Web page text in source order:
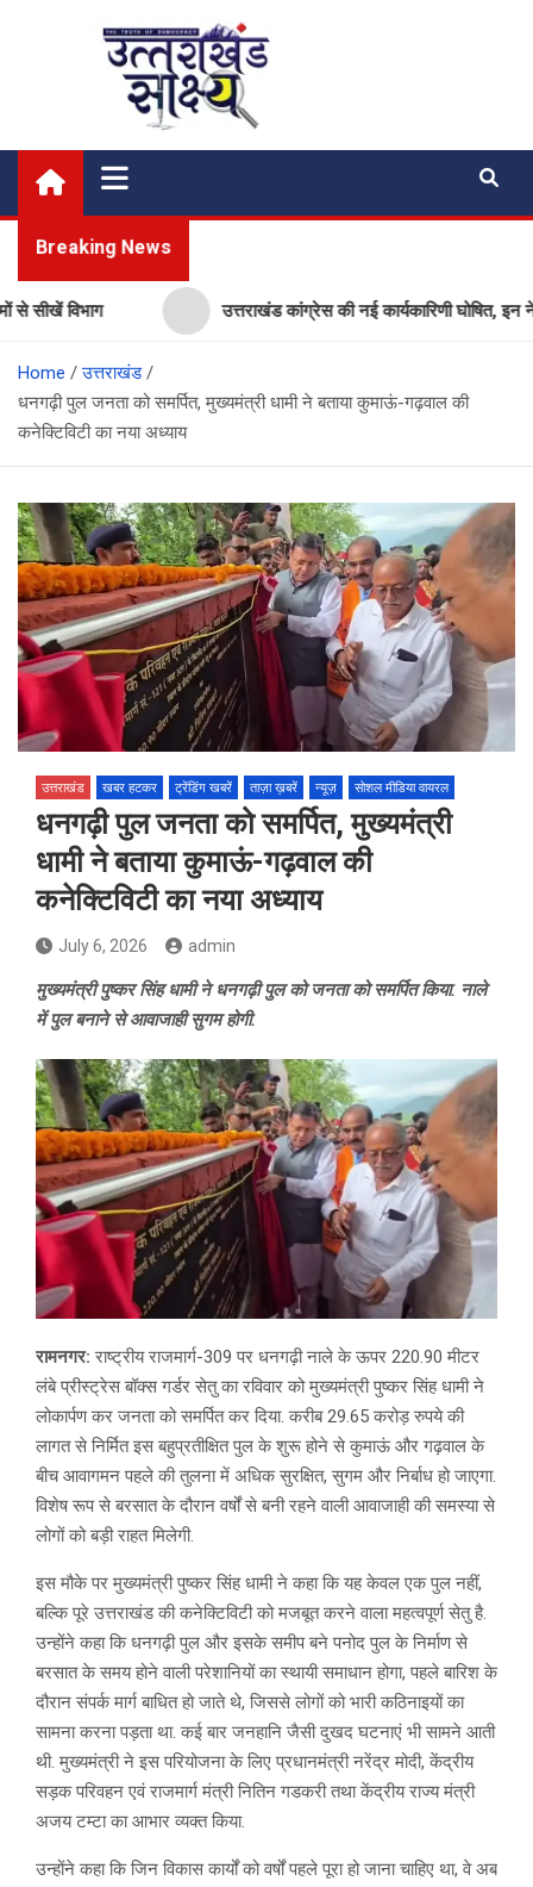
Uttarakhand Shakshya
My News Portal
Breaking News
उत्तराखंड कांग्रेस की नई कार्यकारिणी घोषित, इन नेताओं
Home
उत्तराखंड
धनगढ़ी पुल जनता को समर्पित, मुख्यमंत्री धामी ने बताया कुमाऊं-गढ़वाल की
कनेक्टिविटी का नया अध्याय
उत्तराखंड खबर हटकर ट्रेंडिंग खबरें ताज़ा ख़बरें न्यूज़ सोशल मीडिया वायरल
धनगढ़ी पुल जनता को समर्पित, मुख्यमंत्री
धामी ने बताया कुमाऊं-गढ़वाल की
कनेक्टिविटी का नया अध्याय
July 6, 2026 admin
मुख्यमंत्री पुष्कर सिंह धामी ने धनगढ़ी पुल को जनता को समर्पित किया. नाले
में पुल बनाने से आवाजाही सुगम होगी.
रामनगर:राष्ट्रीय राजमार्ग-309 पर धनगढ़ी नाले के ऊपर 220.90 मीटर
लंबे प्रीस्ट्रेस बॉक्स गर्डर सेतु का रविवार को मुख्यमंत्री पुष्कर सिंह धामी ने
लोकार्पण कर जनता को समर्पित कर दिया. करीब 29.65 करोड़ रुपये की
लागत से निर्मित इस बहुप्रतीक्षित पुल के शुरू होने से कुमाऊं और गढ़वाल के
बीच आवागमन पहले की तुलना में अधिक सुरक्षित, सुगम और निर्बाध हो जाएगा.
विशेष रूप से बरसात के दौरान वर्षों से बनी रहने वाली आवाजाही की समस्या से
लोगों को बड़ी राहत मिलेगी.
इस मौके पर मुख्यमंत्री पुष्कर सिंह धामी ने कहा कि यह केवल एक पुल नहीं,
बल्कि पूरे उत्तराखंड की कनेक्टिविटी को मजबूत करने वाला महत्वपूर्ण सेतु है.
उन्होंने कहा कि धनगढ़ी पुल और इसके समीप बने पनोद पुल के निर्माण से
बरसात के समय होने वाली परेशानियों का स्थायी समाधान होगा, पहले बारिश के
दौरान संपर्क मार्ग बाधित हो जाते थे, जिससे लोगों को भारी कठिनाइयों का
सामना करना पड़ता था. कई बार जनहानि जैसी दुखद घटनाएं भी सामने आती
थी. मुख्यमंत्री ने इस परियोजना के लिए प्रधानमंत्री नरेंद्र मोदी, केंद्रीय
सड़क परिवहन एवं राजमार्ग मंत्री नितिन गडकरी तथा केंद्रीय राज्य मंत्री
अजय टम्टा का आभार व्यक्त किया.
उन्होंने कहा कि जिन विकास कार्यों को वर्षों पहले पूरा हो जाना चाहिए था, वे अब